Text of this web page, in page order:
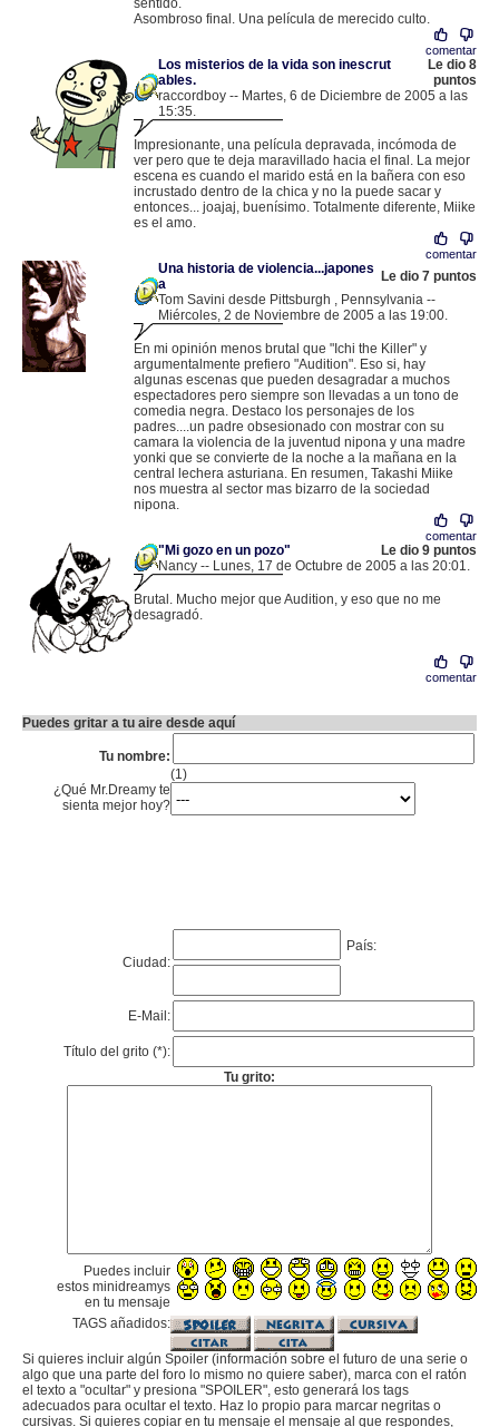
sentido.
Asombroso final. Una película de merecido culto.
comentar
Los misterios de la vida son inescrut
ables.
Le dio 8
puntos
raccordboy -- Martes, 6 de Diciembre de 2005 a las
15:35.
Impresionante, una película depravada, incómoda de
ver pero que te deja maravillado hacia el final. La mejor
escena es cuando el marido está en la bañera con eso
incrustado dentro de la chica y no la puede sacar y
entonces... joajaj, buenísimo. Totalmente diferente, Miike
es el amo.
comentar
Una historia de violencia...japones
a
Le dio 7 puntos
Tom Savini desde Pittsburgh , Pennsylvania --
Miércoles, 2 de Noviembre de 2005 a las 19:00.
En mi opinión menos brutal que "Ichi the Killer" y
argumentalmente prefiero "Audition". Eso si, hay
algunas escenas que pueden desagradar a muchos
espectadores pero siempre son llevadas a un tono de
comedia negra. Destaco los personajes de los
padres....un padre obsesionado con mostrar con su
camara la violencia de la juventud nipona y una madre
yonki que se convierte de la noche a la mañana en la
central lechera asturiana. En resumen, Takashi Miike
nos muestra al sector mas bizarro de la sociedad
nipona.
comentar
"Mi gozo en un pozo"
Le dio 9 puntos
Nancy -- Lunes, 17 de Octubre de 2005 a las 20:01.
Brutal. Mucho mejor que Audition, y eso que no me
desagradó.
comentar
Puedes gritar a tu aire desde aquí
Tu nombre:
(1)
¿Qué Mr.Dreamy te
sienta mejor hoy?
Ciudad:
País:
E-Mail:
Título del grito (*):
Tu grito:
Puedes incluir
estos minidreamys
en tu mensaje
TAGS añadidos:
Si quieres incluir algún Spoiler (información sobre el futuro de una serie o
algo que una parte del foro lo mismo no quiere saber), marca con el ratón
el texto a "ocultar" y presiona "SPOILER", esto generará los tags
adecuados para ocultar el texto. Haz lo propio para marcar negritas o
cursivas. Si quieres copiar en tu mensaje el mensaje al que respondes,